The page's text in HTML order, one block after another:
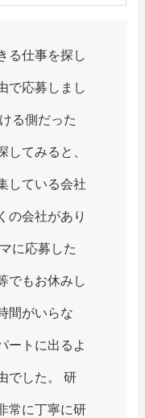
る仕事を探し
で応募しまし
る側だった
してみると、
している会社
の会社があり
に応募した
でもお休みし
間がいらな
ートに出るよ
でした。 研
常に丁寧に研